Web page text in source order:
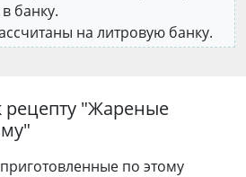
банку.
на литровую банку.
"Жареные
"
по этому